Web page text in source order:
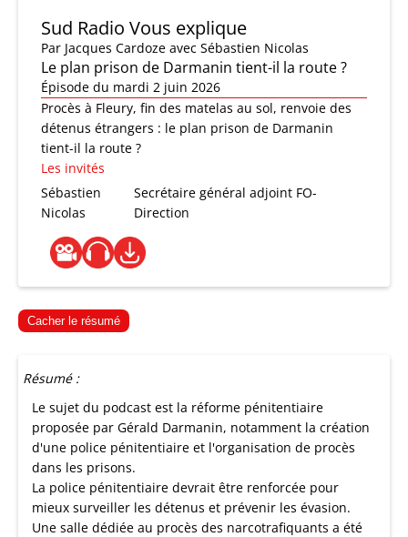
Sud Radio Vous explique
Par Jacques Cardoze avec Sébastien Nicolas
Le plan prison de Darmanin tient-il la route ?
Épisode du mardi 2 juin 2026
Procès à Fleury, fin des matelas au sol, renvoie des
détenus étrangers : le plan prison de Darmanin
tient-il la route ?
Les invités
Sébastien
Nicolas
Secrétaire général adjoint FO-
Direction
Cacher le résumé
Résumé :
Le sujet du podcast est la réforme pénitentiaire
proposée par Gérald Darmanin, notamment la création
d'une police pénitentiaire et l'organisation de procès
dans les prisons.
La police pénitentiaire devrait être renforcée pour
mieux surveiller les détenus et prévenir les évasion.
Une salle dédiée au procès des narcotrafiquants a été